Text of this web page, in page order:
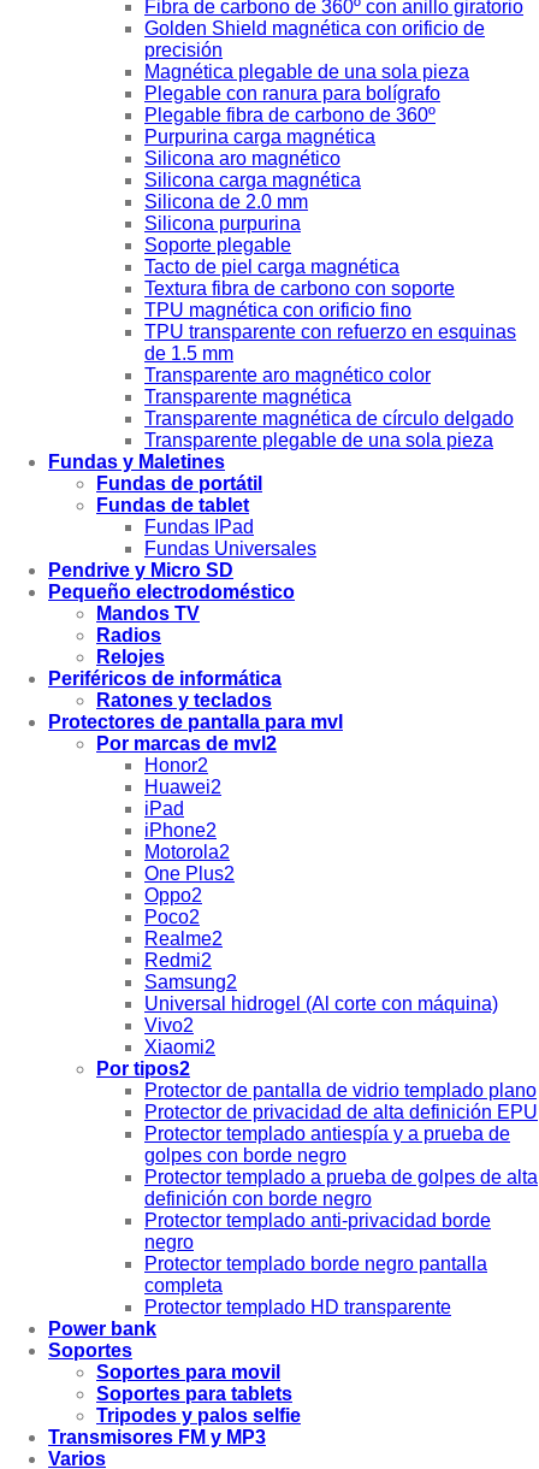
Fibra de carbono de 360º con anillo giratorio
Golden Shield magnética con orificio de
precisión
Magnética plegable de una sola pieza
Plegable con ranura para bolígrafo
Plegable fibra de carbono de 360º
Purpurina carga magnética
Silicona aro magnético
Silicona carga magnética
Silicona de 2.0 mm
Silicona purpurina
Soporte plegable
Tacto de piel carga magnética
Textura fibra de carbono con soporte
TPU magnética con orificio fino
TPU transparente con refuerzo en esquinas
de 1.5 mm
Transparente aro magnético color
Transparente magnética
Transparente magnética de círculo delgado
Transparente plegable de una sola pieza
Fundas y Maletines
Fundas de portátil
Fundas de tablet
Fundas IPad
Fundas Universales
Pendrive y Micro SD
Pequeño electrodoméstico
Mandos TV
Radios
Relojes
Periféricos de informática
Ratones y teclados
Protectores de pantalla para mvl
Por marcas de mvl2
Honor2
Huawei2
iPad
iPhone2
Motorola2
One Plus2
Oppo2
Poco2
Realme2
Redmi2
Samsung2
Universal hidrogel (Al corte con máquina)
Vivo2
Xiaomi2
Por tipos2
Protector de pantalla de vidrio templado plano
Protector de privacidad de alta definición EPU
Protector templado antiespía y a prueba de
golpes con borde negro
Protector templado a prueba de golpes de alta
definición con borde negro
Protector templado anti-privacidad borde
negro
Protector templado borde negro pantalla
completa
Protector templado HD transparente
Power bank
Soportes
Soportes para movil
Soportes para tablets
Tripodes y palos selfie
Transmisores FM y MP3
Varios